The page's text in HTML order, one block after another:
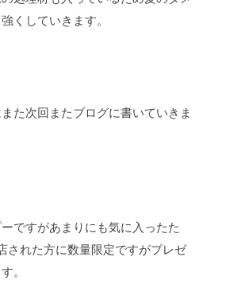
くしていきます。
た次回またブログに書いていきま
ですがあまりにも気に入ったた
された方に数量限定ですがプレゼ
。